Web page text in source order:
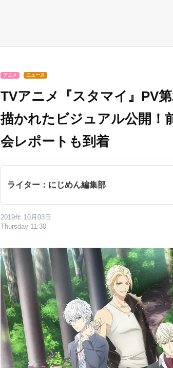
アニメ ニュース
TVアニメ『スタマイ』PV
描かれたビジュアル公開！
会レポートも到着
ライター：にじめん編集部
2019年 10月03日
Thursday 11:30